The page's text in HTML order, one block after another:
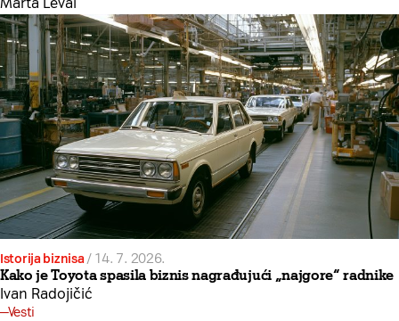
Istorija biznisa / 14. 7. 2026.
Kako je Toyota spasila biznis nagrađujući „najgore“ radnike
Ivan Radojičić
Vesti